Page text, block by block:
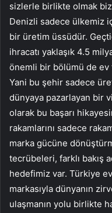
sizlerle birlikte olmak
Denizli sadece ülkemiz
bir üretim üssüdür.
ihracatı yaklaşık 4.5
önemli bir bölümü de
Yani bu şehir sadece
dünyaya pazarlayan bir
olarak bu başarı
rakamlarını sadece
marka gücüne
tecrübeleri, farklı bakış
hedefimiz var. Türkiye
markasıyla dünyanın
ulaşmanın yolu birlikte